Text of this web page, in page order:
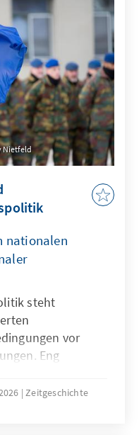
Nietfeld
nationalen
steht
vor
Eng
transatlantische
austarieren.
Zeitgeschichte